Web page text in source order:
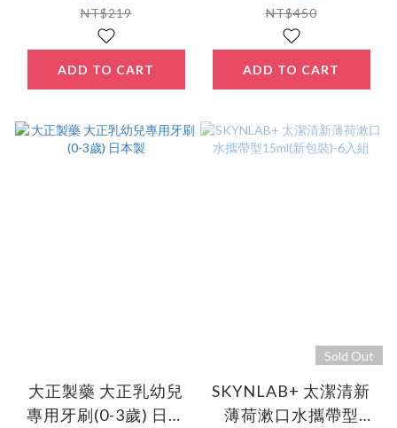
NT$219
ADD TO CART
NT$450
ADD TO CART
大正製藥 大正乳幼兒
專用牙刷(0-3歲) 日本
Sold Out
SKYNLAB+ 太潔清新
薄荷漱口水攜帶型